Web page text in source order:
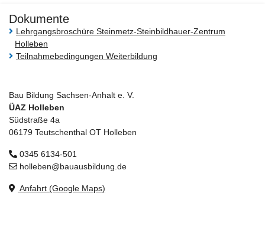
Dokumente
Lehrgangsbroschüre Steinmetz-Steinbildhauer-Zentrum
Holleben
Teilnahmebedingungen Weiterbildung
Bau Bildung Sachsen-Anhalt e. V.
ÜAZ Holleben
Südstraße 4a
06179 Teutschenthal OT Holleben
0345 6134-501
holleben@bauausbildung.de
Anfahrt (Google Maps)